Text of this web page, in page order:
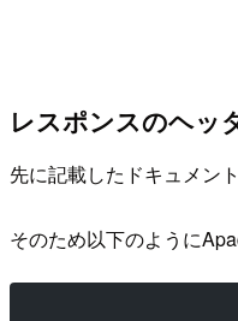
レスポンスのヘッ
先に記載したドキュメン
そのため以下のように